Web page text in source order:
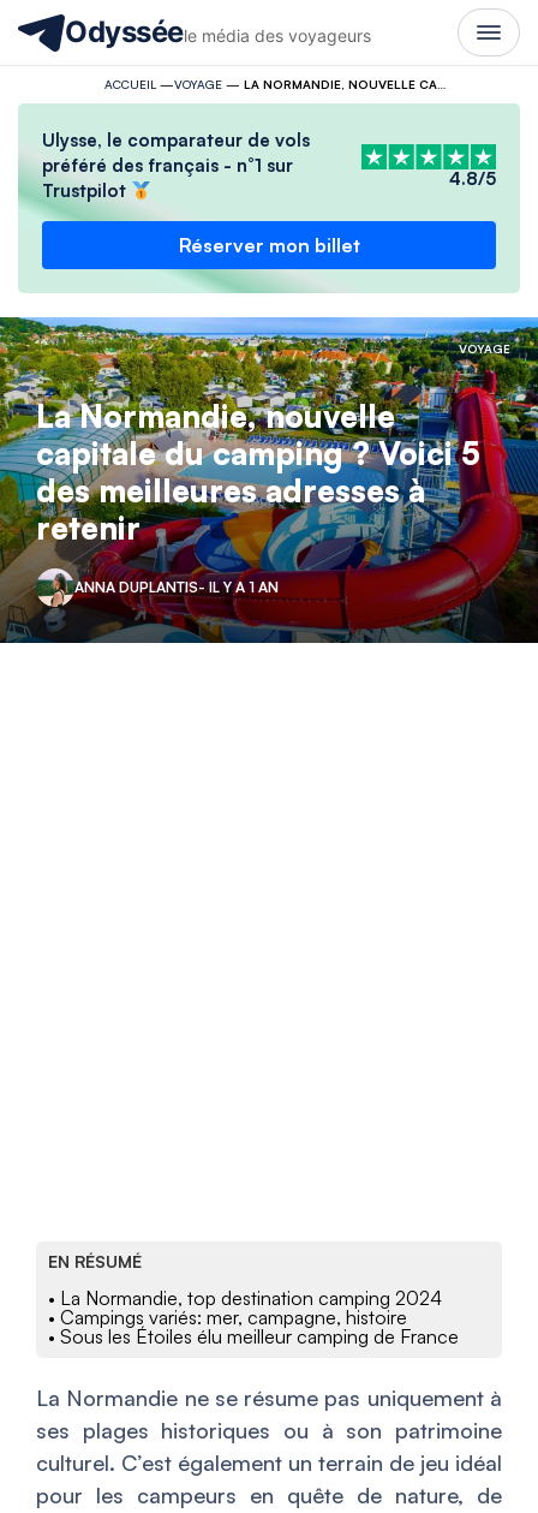
Odysséele média des voyageurs
ACCUEIL —VOYAGE— LA NORMANDIE, NOUVELLE CAPITALE DU CAMPING ? VOICI 5 DES MEILLEURES ADRESSES À RETENIR
Ulysse, le comparateur de vols
préféré des français - n°1 sur
Trustpilot
4.8/5
Réserver mon billet
VOYAGE
La Normandie, nouvelle
capitale du camping ? Voici 5
des meilleures adresses à
retenir
ANNA DUPLANTIS- IL Y A 1 AN
EN RÉSUMÉ
• La Normandie, top destination camping 2024
• Campings variés: mer, campagne, histoire
• Sous les Étoiles élu meilleur camping de France
La Normandie ne se résume pas uniquement à
ses plages historiques ou à son patrimoine
culturel. C’est également un terrain de jeu idéal
pour les campeurs en quête de nature, de